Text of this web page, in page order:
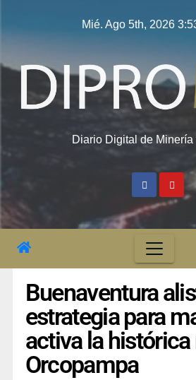
Mié. Ago 5th, 2026
Diario Digital de Minería
Buenaventura
estrategia para
activa la
Orcopampa